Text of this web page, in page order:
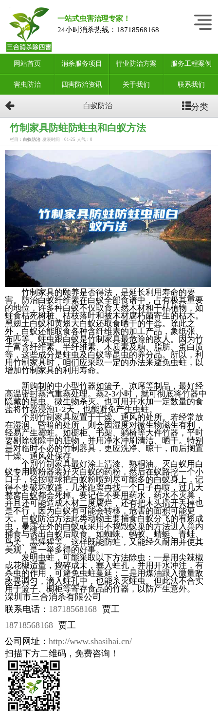
一站式虫害治理专家！
24小时消杀热线： 18718568168
网站首页 消杀服务项目 行业防治方案 服务工程案例
害虫防治 四害防治资讯 关于我们 联系我们
白蚁防治 分类
竹制家具防蛀防蛀虫和白蚁方法
栏目： 白蚁防治 发表时间：01-25 人气： 0
竹制家具的颐养是否得法，是延长利用寿命的要
害。防治白蚁纤维素在白蚁全部食谱中，占有极其重要
的地位，许多种白蚁不仅取食天然木材和干枯植物，如
蛀食枯死树桩、枯枝落叶和被木材腐朽菌寄生的枯木。
黑翅土白蚁和黄翅大白蚁还取食晒干的牛粪。除此之
外，白蚁还能取食各种含纤维素的加工产品，象纸张、
布匹等。蛀虫跟白蚁是竹制家具最危险的敌人。因为竹
子富含纤维素、半纤维素、木质素及糖、脂肪、蛋白质
等，这些成分是蛀虫及白蚁等昆虫的养分品。所以，利
用竹制家具时，咱们应采取一定的办法来避免虫蛀，以
增加竹制家具的利用寿命。
新购制的中小型竹器如篮子、凉席等制品，最好经
高温密封蒸汽重蒸处理。蒸2-3小时，就可彻底将竹器中
隐藏的昆虫、微生物杀灭。也可用开水加一定数量的食
盐将竹器浸泡1-2天，也能避免产生虫蛀。
个别竹制家具应置于干燥、通风的处所。若经常放
在湿润、昏暗的处所，则会因湿度对微生物滋生有利，
轻易产生霉蛀。如橱柜、书架、躺椅等大件竹器，平时
要剔除缝隙中的脏物，并用净水冲刷清洁、晒干。特别
是对临时不必的竹制器具，更应洗净、晾干，而后搁置
干燥、通风处保存。
个别竹制家具最好涂上清漆、熟桐油。灭白蚁用白
蚁专用喷粉器装好灭白蚁的药粉，然后在蚁路挖一个小
口子，轻按喷球把白蚁粉喷到尽可能多的白蚁身上，记
得不要破坏蚁路，几米距离再找一个口子再喷，过几天
整窝白蚁都会死掉。要记住不要用药水，药水不灭巢，
并且还可能造成木材二度腐烂，还有把木头撬开丢掉也
是不行，因为白蚁有可能会转移，危害的面积可能更
大。白蚁防治方法此类动物主要捕食白蚁分飞的有翅成
虫，暴露在外的白蚁或采用不捣毁蚁巢的方法进入巢内
捕食与诱出白蚁后取食。如蜘蛛、蚂蚁、蜻蜓、青蛙、
鸟类、黑猩猩等。这样既能防蛀，又能经久耐用并使其
美观，是一举多得的好事。
发明虫蛀，可能采取以下方法除虫：一是用尖辣椒
或花椒适量，捣碎成末，塞入蛀孔，并用开水冲注，有
杀虫的作用，可避免虫蛀蔓延；二是用煤油跟入微量敌
敌畏调匀，滴入蛀孔中，也能杀灭蛀虫。但此法不合实
用于篮子、橱柜等寄存食品的竹器，以防产生意外。
深圳市三合消杀有限公司
联系电话： 18718568168 贾工
18718568168 贾工
公司网址： http://www.shasihai.cn/
扫描下方二维码，免费咨询！